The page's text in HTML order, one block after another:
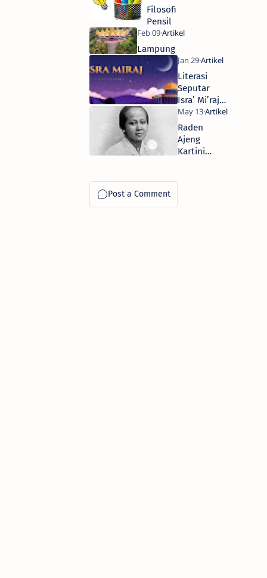
Filosofi
Pensil
Lampung
Literasi
Seputar
Isra’ Mi’raj
Nabi
Muhammad
SAW
Raden
Ajeng
Kartini